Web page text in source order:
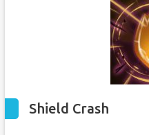
Shield Crash